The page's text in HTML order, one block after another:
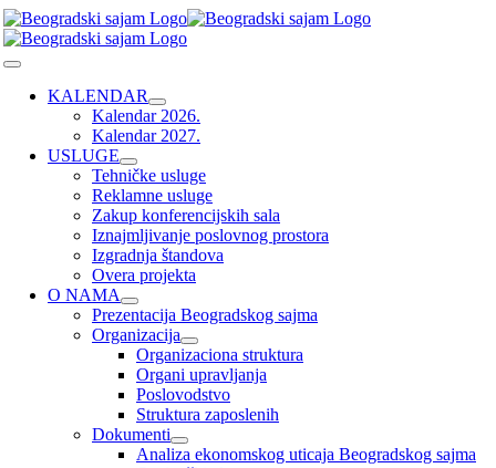
Skip
to
content
Toggle
NavigationKALENDAR
Kalendar 2026.
Kalendar 2027.
USLUGE
Tehničke usluge
Reklamne usluge
Zakup konferencijskih sala
Iznajmljivanje poslovnog prostora
Izgradnja štandova
Overa projekta
O NAMA
Prezentacija Beogradskog sajma
Organizacija
Organizaciona struktura
Organi upravljanja
Poslovodstvo
Struktura zaposlenih
Dokumenti
Analiza ekonomskog uticaja Beogradskog sajma